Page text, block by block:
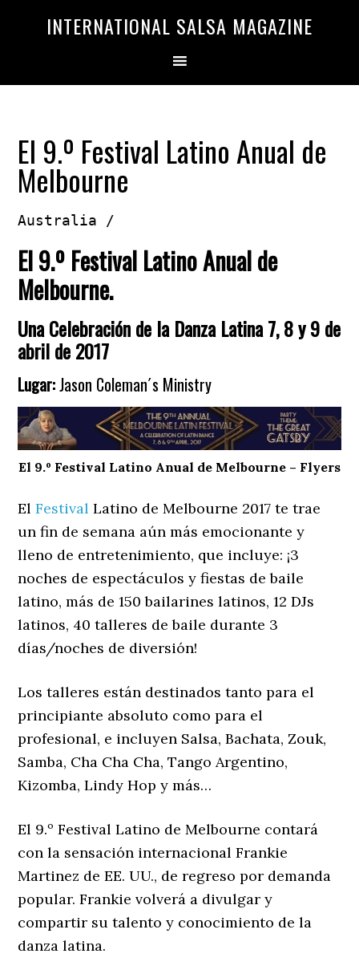
INTERNATIONAL SALSA MAGAZINE
El 9.º Festival Latino Anual de
Melbourne
Australia /
El 9.º Festival Latino Anual de
Melbourne.
Una Celebración de la Danza Latina 7, 8 y 9 de
abril de 2017
Lugar:Jason Coleman´s Ministry
El 9.º Festival Latino Anual de Melbourne – Flyers
ElFestival Latino de Melbourne 2017 te trae
un fin de semana aún más emocionante y
lleno de entretenimiento, que incluye: ¡3
noches de espectáculos y fiestas de baile
latino, más de 150 bailarines latinos, 12 DJs
latinos, 40 talleres de baile durante 3
días/noches de diversión!
Los talleres están destinados tanto para el
principiante absoluto como para el
profesional, e incluyen Salsa, Bachata, Zouk,
Samba, Cha Cha Cha, Tango Argentino,
Kizomba, Lindy Hop y más…
El 9.º Festival Latino de Melbourne contará
con la sensación internacional Frankie
Martinez de EE. UU., de regreso por demanda
popular. Frankie volverá a divulgar y
compartir su talento y conocimiento de la
danza latina.